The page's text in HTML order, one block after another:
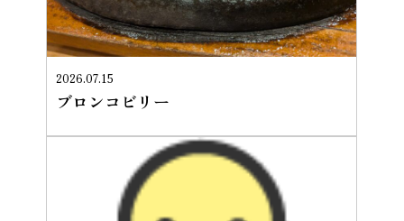
2026.07.15
ブロンコビリー